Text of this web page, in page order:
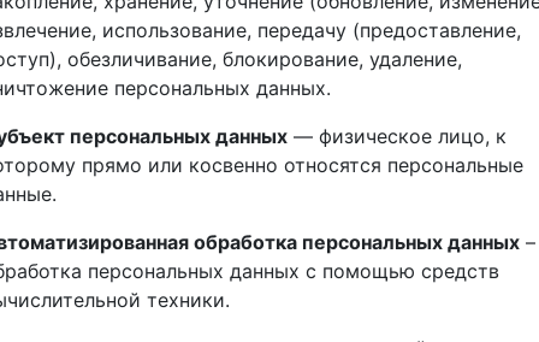
использование, передачу (предоставление,
обезличивание, блокирование, удаление,
персональных данных.
персональных данных — физическое лицо, к
прямо или косвенно относятся персональные
обработка персональных данных –
персональных данных с помощью средств
техники.